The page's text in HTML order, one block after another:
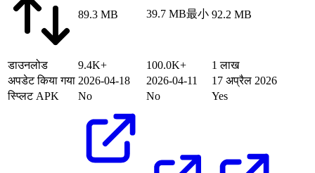
89.3 MB 39.7 MB最小 92.2 MB
डाउनलोड 9.4K+ 100.0K+
1 लाख
अपडेट किया गया 2026-04-18 2026-04-11
17 अप्रैल 2026
स्प्लिट APK
No No Yes